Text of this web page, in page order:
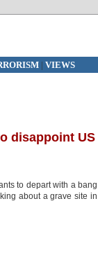
| VIEWS
disappoint US
to depart with a bang
about a grave site in